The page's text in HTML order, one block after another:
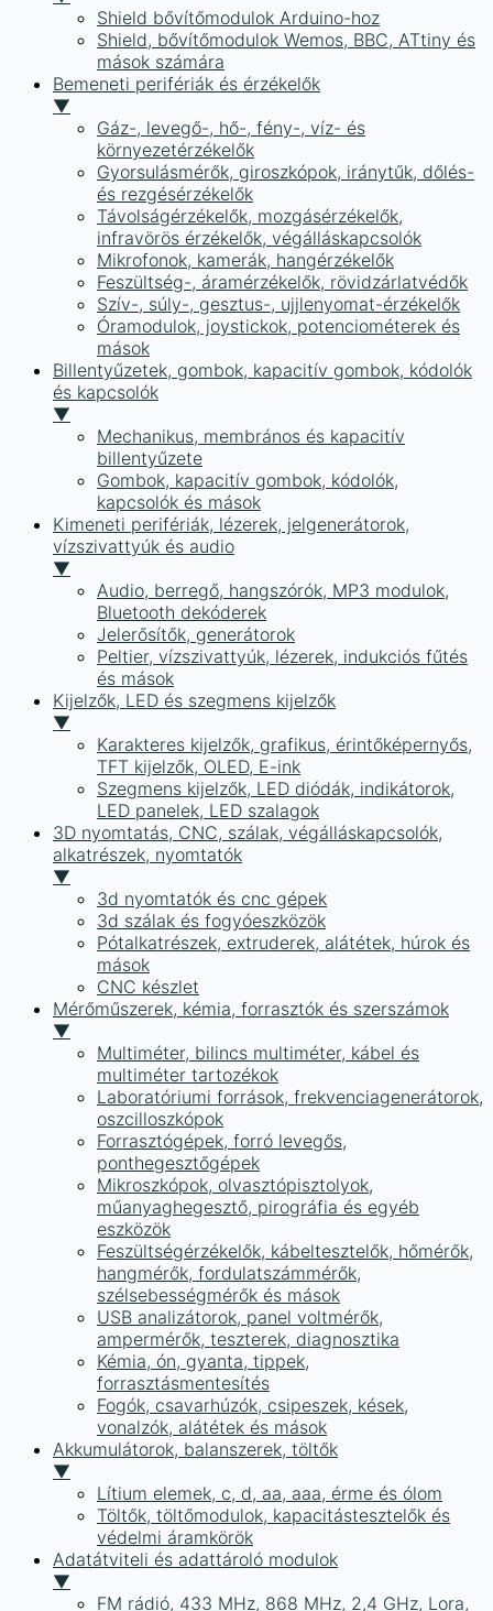
Shield bővítőmodulok Arduino-hoz
Shield, bővítőmodulok Wemos, BBC, ATtiny és
mások számára
Bemeneti perifériák és érzékelők
▼
Gáz-, levegő-, hő-, fény-, víz- és
környezetérzékelők
Gyorsulásmérők, giroszkópok, iránytűk, dőlés-
és rezgésérzékelők
Távolságérzékelők, mozgásérzékelők,
infravörös érzékelők, végálláskapcsolók
Mikrofonok, kamerák, hangérzékelők
Feszültség-, áramérzékelők, rövidzárlatvédők
Szív-, súly-, gesztus-, ujjlenyomat-érzékelők
Óramodulok, joystickok, potenciométerek és
mások
Billentyűzetek, gombok, kapacitív gombok, kódolók
és kapcsolók
▼
Mechanikus, membrános és kapacitív
billentyűzete
Gombok, kapacitív gombok, kódolók,
kapcsolók és mások
Kimeneti perifériák, lézerek, jelgenerátorok,
vízszivattyúk és audio
▼
Audio, berregő, hangszórók, MP3 modulok,
Bluetooth dekóderek
Jelerősítők, generátorok
Peltier, vízszivattyúk, lézerek, indukciós fűtés
és mások
Kijelzők, LED és szegmens kijelzők
▼
Karakteres kijelzők, grafikus, érintőképernyős,
TFT kijelzők, OLED, E-ink
Szegmens kijelzők, LED diódák, indikátorok,
LED panelek, LED szalagok
3D nyomtatás, CNC, szálak, végálláskapcsolók,
alkatrészek, nyomtatók
▼
3d nyomtatók és cnc gépek
3d szálak és fogyóeszközök
Pótalkatrészek, extruderek, alátétek, húrok és
mások
CNC készlet
Mérőműszerek, kémia, forrasztók és szerszámok
▼
Multiméter, bilincs multiméter, kábel és
multiméter tartozékok
Laboratóriumi források, frekvenciagenerátorok,
oszcilloszkópok
Forrasztógépek, forró levegős,
ponthegesztőgépek
Mikroszkópok, olvasztópisztolyok,
műanyaghegesztő, pirográfia és egyéb
eszközök
Feszültségérzékelők, kábeltesztelők, hőmérők,
hangmérők, fordulatszámmérők,
szélsebességmérők és mások
USB analizátorok, panel voltmérők,
ampermérők, teszterek, diagnosztika
Kémia, ón, gyanta, tippek,
forrasztásmentesítés
Fogók, csavarhúzók, csipeszek, kések,
vonalzók, alátétek és mások
Akkumulátorok, balanszerek, töltők
▼
Lítium elemek, c, d, aa, aaa, érme és ólom
Töltők, töltőmodulok, kapacitástesztelők és
védelmi áramkörök
Adatátviteli és adattároló modulok
▼
FM rádió, 433 MHz, 868 MHz, 2,4 GHz, Lora,